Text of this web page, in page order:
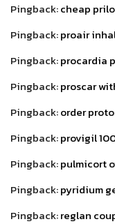
Pingback:cheap
Pingback:proair
Pingback:procardia
Pingback:proscar
Pingback:order
Pingback:provigil
Pingback:pulmicort
Pingback:pyridium
Pingback:reglan